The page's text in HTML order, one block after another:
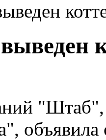
"Штаб",